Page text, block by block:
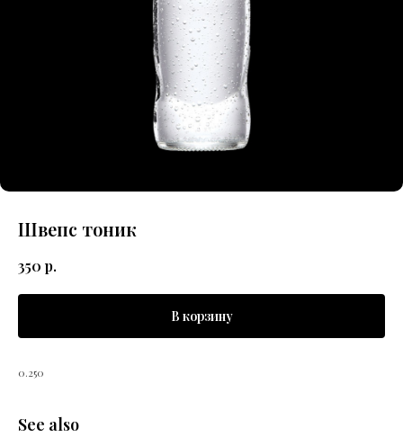
Швепс тоник
350 р.
В корзину
0.250
See also